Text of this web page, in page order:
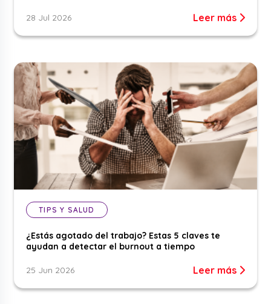
28 Jul 2026 Leer más
TIPS Y SALUD
¿Estás agotado del trabajo? Estas 5 claves te
ayudan a detectar el burnout a tiempo
25 Jun 2026 Leer más